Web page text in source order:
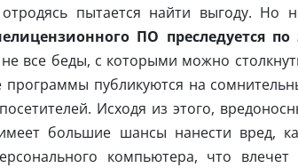
пытается найти выгоду. Но
ПО преследуется по
все беды, с которыми можно
публикуются на
Исходя из этого,
большие шансы нанести вред,
компьютера, что